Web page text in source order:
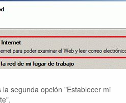
segunda opción "Establecer mi